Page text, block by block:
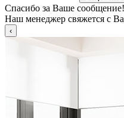
Спасибо за Ваше сообщение!
Наш менеджер свяжется с